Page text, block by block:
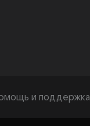
и поддержка